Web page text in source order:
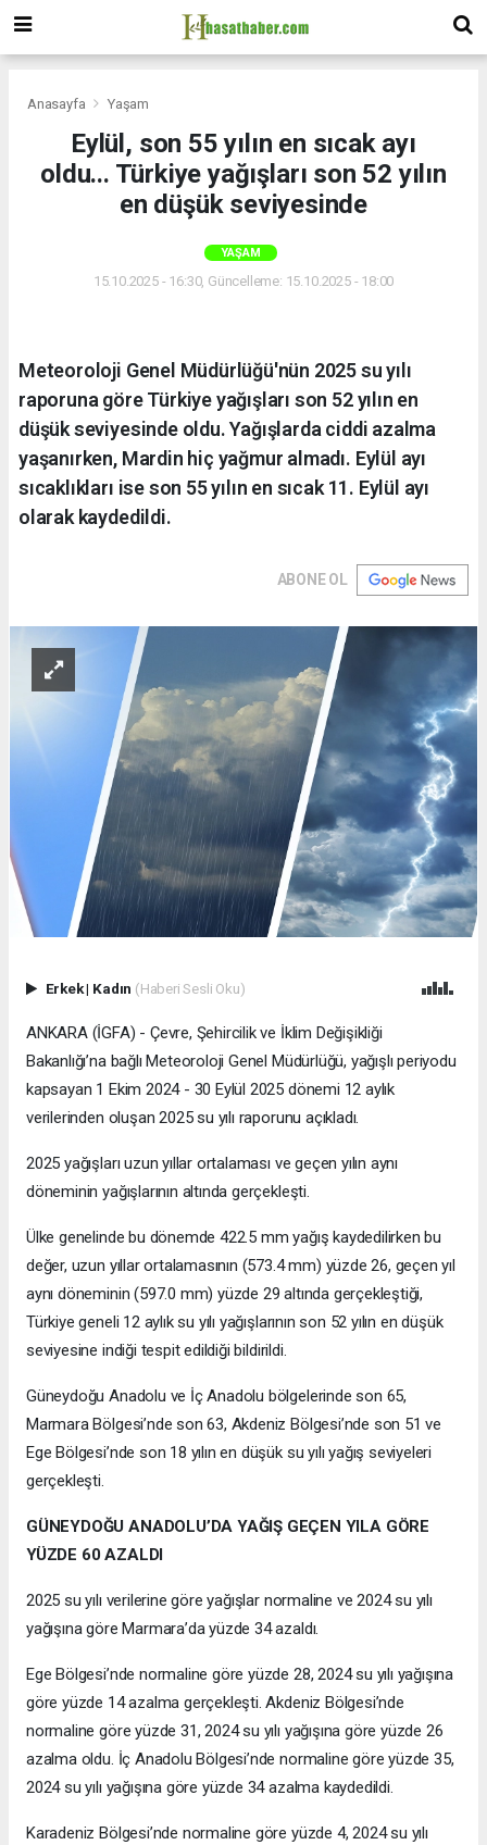
Anasayfa Yaşam
Eylül, son 55 yılın en sıcak ayı
oldu... Türkiye yağışları son 52 yılın
en düşük seviyesinde
YAŞAM
15.10.2025 - 16:30, Güncelleme: 15.10.2025 - 18:00
Meteoroloji Genel Müdürlüğü'nün 2025 su yılı
raporuna göre Türkiye yağışları son 52 yılın en
düşük seviyesinde oldu. Yağışlarda ciddi azalma
yaşanırken, Mardin hiç yağmur almadı. Eylül ayı
sıcaklıkları ise son 55 yılın en sıcak 11. Eylül ayı
olarak kaydedildi.
ABONE OL
Erkek| Kadın (Haberi Sesli Oku)
ANKARA (İGFA) - Çevre, Şehircilik ve İklim Değişikliği
Bakanlığı’na bağlı Meteoroloji Genel Müdürlüğü, yağışlı periyodu
kapsayan 1 Ekim 2024 - 30 Eylül 2025 dönemi 12 aylık
verilerinden oluşan 2025 su yılı raporunu açıkladı.
2025 yağışları uzun yıllar ortalaması ve geçen yılın aynı
döneminin yağışlarının altında gerçekleşti.
Ülke genelinde bu dönemde 422.5 mm yağış kaydedilirken bu
değer, uzun yıllar ortalamasının (573.4 mm) yüzde 26, geçen yıl
aynı döneminin (597.0 mm) yüzde 29 altında gerçekleştiği,
Türkiye geneli 12 aylık su yılı yağışlarının son 52 yılın en düşük
seviyesine indiği tespit edildiği bildirildi.
Güneydoğu Anadolu ve İç Anadolu bölgelerinde son 65,
Marmara Bölgesi’nde son 63, Akdeniz Bölgesi’nde son 51 ve
Ege Bölgesi’nde son 18 yılın en düşük su yılı yağış seviyeleri
gerçekleşti.
GÜNEYDOĞU ANADOLU’DA YAĞIŞ GEÇEN YILA GÖRE
YÜZDE 60 AZALDI
2025 su yılı verilerine göre yağışlar normaline ve 2024 su yılı
yağışına göre Marmara’da yüzde 34 azaldı.
Ege Bölgesi’nde normaline göre yüzde 28, 2024 su yılı yağışına
göre yüzde 14 azalma gerçekleşti. Akdeniz Bölgesi’nde
normaline göre yüzde 31, 2024 su yılı yağışına göre yüzde 26
azalma oldu. İç Anadolu Bölgesi’nde normaline göre yüzde 35,
2024 su yılı yağışına göre yüzde 34 azalma kaydedildi.
Karadeniz Bölgesi’nde normaline göre yüzde 4, 2024 su yılı